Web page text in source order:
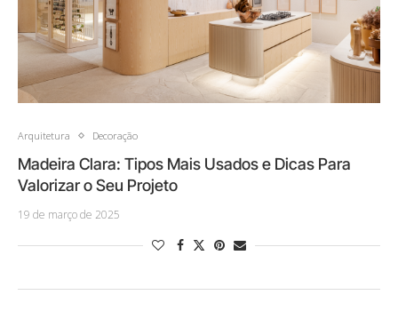
Arquitetura Decoração
Madeira Clara: Tipos Mais Usados e Dicas Para
Valorizar o Seu Projeto
19 de março de 2025